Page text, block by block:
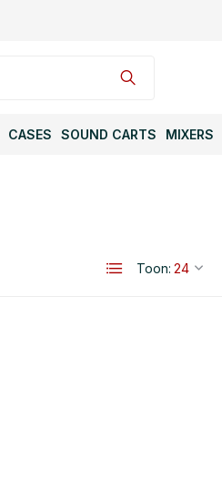
CASES SOUND CARTS MIXERS
Toon: